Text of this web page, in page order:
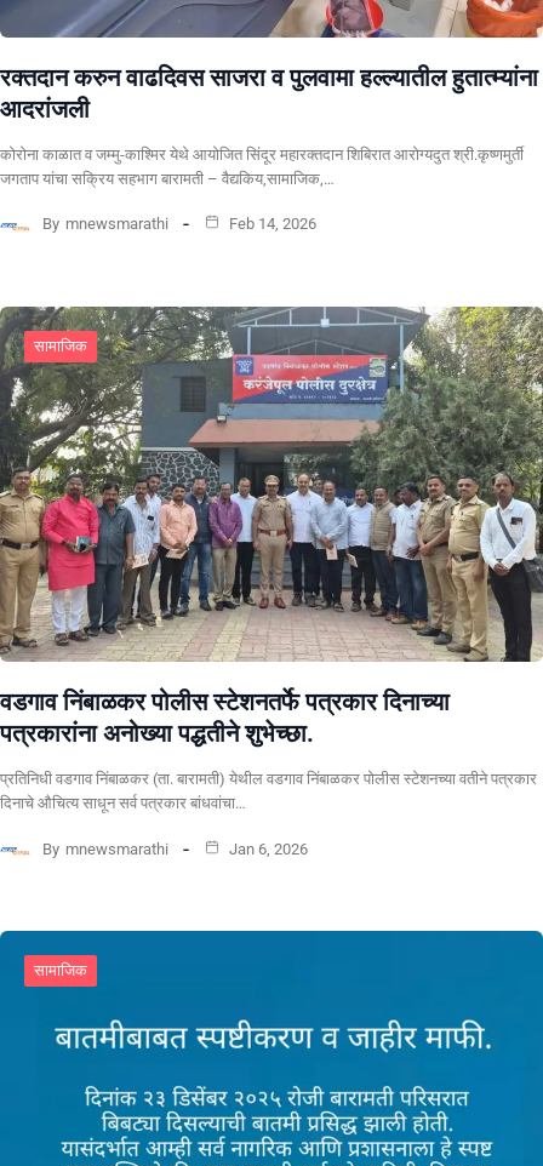
रक्तदान करुन वाढदिवस साजरा व पुलवामा हल्ल्यातील हुतात्म्यांना
आदरांजली
कोरोना काळात व जम्मु-काश्मिर येथे आयोजित सिंदूर महारक्तदान शिबिरात आरोग्यदुत श्री.कृष्णमुर्ती
जगताप यांचा सक्रिय सहभाग बारामती – वैद्यकिय,सामाजिक,…
By mnewsmarathi Feb 14, 2026
सामाजिक
वडगाव निंबाळकर पोलीस स्टेशनतर्फे पत्रकार दिनाच्या
पत्रकारांना अनोख्या पद्धतीने शुभेच्छा.
प्रतिनिधी वडगाव निंबाळकर (ता. बारामती) येथील वडगाव निंबाळकर पोलीस स्टेशनच्या वतीने पत्रकार
दिनाचे औचित्य साधून सर्व पत्रकार बांधवांचा…
By mnewsmarathi Jan 6, 2026
सामाजिक